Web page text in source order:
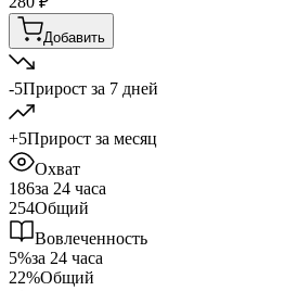
Добавить
-5Прирост за 7 дней
+5Прирост за месяц
Охват
186за 24 часа
254Общий
Вовлеченность
5%за 24 часа
22%Общий